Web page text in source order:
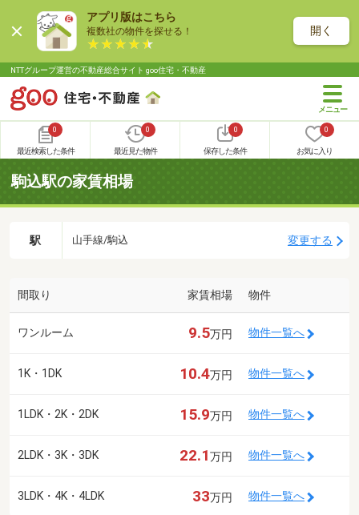
アプリ版はこちら
複数社の物件を探せる！ 開く
NTTグループ運営の不動産総合サイト goo住宅・不動産
0
最近検索した条件
0
最近見た物件
0
保存した条件
0
お気に入り
駒込駅の家賃相場
駅 山手線/駒込 変更する
間取り 家賃相場 物件
ワンルーム 9.5万円 物件一覧へ
1K・1DK 10.4万円 物件一覧へ
1LDK・2K・2DK 15.9万円 物件一覧へ
2LDK・3K・3DK 22.1万円 物件一覧へ
3LDK・4K・4LDK 33万円 物件一覧へ